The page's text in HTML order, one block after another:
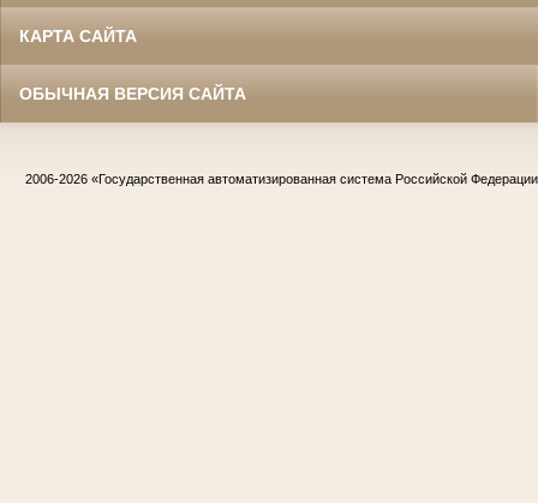
КАРТА САЙТА
ОБЫЧНАЯ ВЕРСИЯ САЙТА
2006-2026 «Государственная автоматизированная система Российской